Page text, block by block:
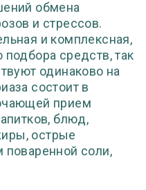
обмена
и стрессов.
и комплексная,
подбора средств, так
одинаково на
состоит в
прием
блюд,
острые
поваренной соли,